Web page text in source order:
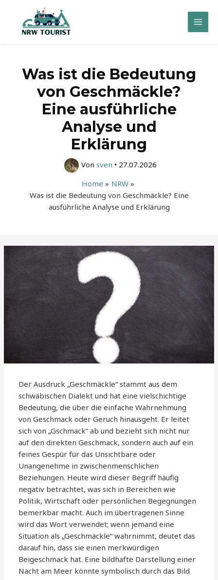
springen
Main
Was ist die Bedeutung
von Geschmäckle?
Eine ausführliche
Analyse und
Erklärung
Von sven • 27.07.2026
Home
NRW
Was ist die Bedeutung von Geschmäckle? Eine
ausführliche Analyse und Erklärung
Der Ausdruck „Geschmäckle“ stammt aus dem
schwäbischen Dialekt und hat eine vielschichtige
Bedeutung, die über die einfache Wahrnehmung
von Geschmack oder Geruch hinausgeht. Er leitet
sich von „Gschmack“ ab und bezieht sich nicht nur
auf den direkten Geschmack, sondern auch auf ein
feines Gespür für das Unsichtbare oder
Unangenehme in zwischenmenschlichen
Beziehungen. Heute wird dieser Begriff häufig
negativ betrachtet, was sich in Bereichen wie
Politik, Wirtschaft oder persönlichen Begegnungen
bemerkbar macht. Auch im übertragenen Sinne
wird das Wort verwendet; wenn jemand eine
Situation als „Geschmäckle“ wahrnimmt, deutet das
darauf hin, dass sie einen merkwürdigen
Beigeschmack hat. Eine bildhafte Darstellung einer
Nacht am Meer könnte symbolisch durch das Bild